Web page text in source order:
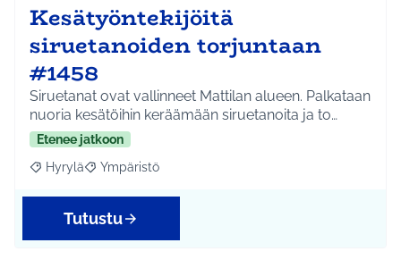
Kesätyöntekijöitä
siruetanoiden torjuntaan
#1458
Siruetanat ovat vallinneet Mattilan alueen. Palkataan
nuoria kesätöihin keräämään siruetanoita ja to…
Etenee jatkoon
Rajaa tulokset aihepiirin mukaan: Hyrylä
Hyrylä Rajaa tulokset teeman mukaan: Ympäristö
Ympäristö
Tutustu